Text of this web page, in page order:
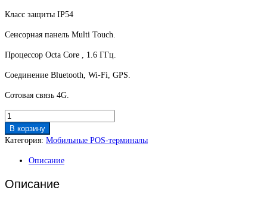
Класс защиты IP54
Сенсорная панель Multi Touch.
Процессор Octa Core , 1.6 ГГц.
Соединение Bluetooth, Wi-Fi, GPS.
Сотовая связь 4G.
Количество
товара
Мобильный
терминал
4
В корзину
Категория: Мобильные POS-терминалы
Описание
Описание